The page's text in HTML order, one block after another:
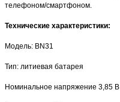
телефоном/смартфоном.
Технические характеристики:
Модель: BN31
Тип: литиевая батарея
Номинальное напряжение 3,85 В